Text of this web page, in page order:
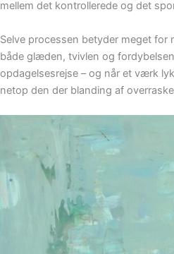
mellem det kontrollerede og det
Selve processen betyder meget for
både glæden, tvivlen og
opdagelsesrejse – og når et værk
netop den der blanding af